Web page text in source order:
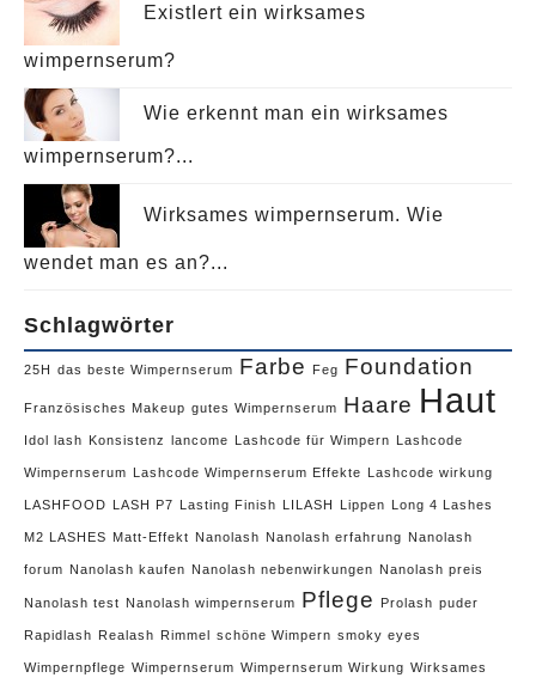
ExistIert ein wirksames
wimpernserum?
Wie erkennt man ein wirksames
wimpernserum?...
Wirksames wimpernserum. Wie
wendet man es an?...
Schlagwörter
25H das beste Wimpernserum Farbe Feg Foundation
Französisches Makeup gutes Wimpernserum Haare Haut
Idol lash Konsistenz lancome Lashcode für Wimpern Lashcode
Wimpernserum Lashcode Wimpernserum Effekte Lashcode wirkung
LASHFOOD LASH P7 Lasting Finish LILASH Lippen Long 4 Lashes
M2 LASHES Matt-Effekt Nanolash Nanolash erfahrung Nanolash
forum Nanolash kaufen Nanolash nebenwirkungen Nanolash preis
Nanolash test Nanolash wimpernserum Pflege Prolash puder
Rapidlash Realash Rimmel schöne Wimpern smoky eyes
Wimpernpflege Wimpernserum Wimpernserum Wirkung Wirksames